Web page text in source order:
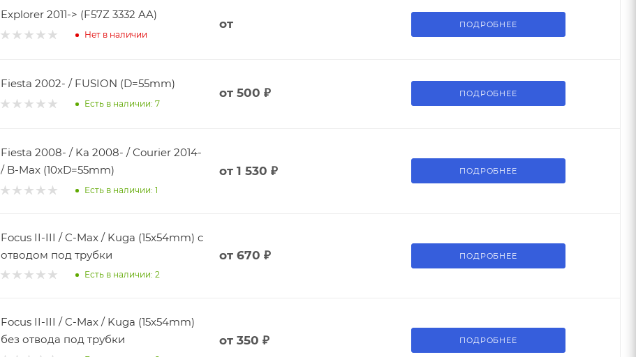
Explorer 2011-> (F57Z 3332 AA)
Нет в наличии
от ПОДРОБНЕЕ
Fiesta 2002- / FUSION (D=55mm)
Есть в наличии: 7
от 500 ₽ ПОДРОБНЕЕ
Fiesta 2008- / Ka 2008- / Courier 2014-
/ B-Max (10xD=55mm)
Есть в наличии: 1
от 1 530 ₽ ПОДРОБНЕЕ
Focus II-III / C-Max / Kuga (15x54mm) c
отводом под трубки
Есть в наличии: 2
от 670 ₽ ПОДРОБНЕЕ
Focus II-III / C-Max / Kuga (15x54mm)
без отвода под трубки
от 350 ₽ ПОДРОБНЕЕ